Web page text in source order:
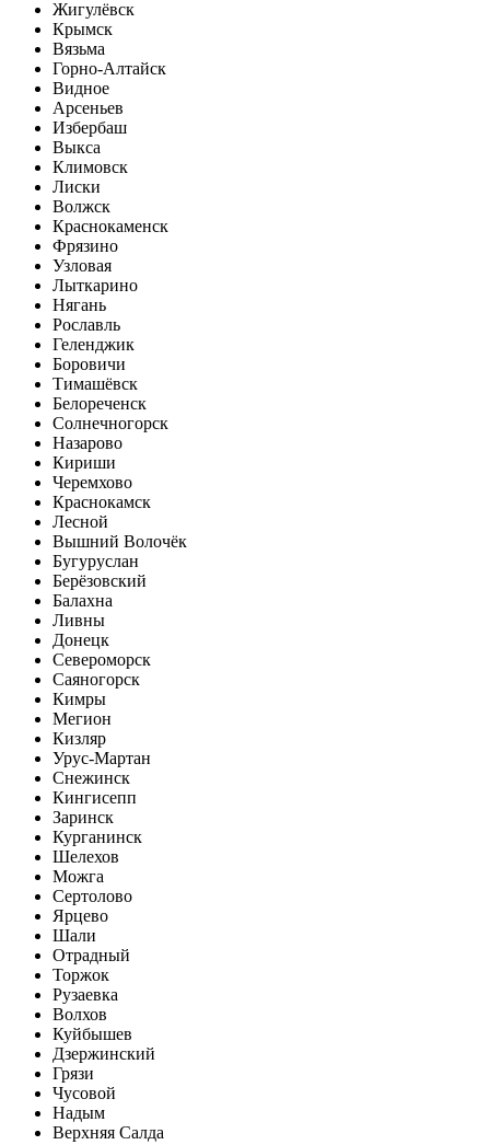
Жигулёвск
Крымск
Вязьма
Горно-Алтайск
Видное
Арсеньев
Избербаш
Выкса
Климовск
Лиски
Волжск
Краснокаменск
Фрязино
Узловая
Лыткарино
Нягань
Рославль
Геленджик
Боровичи
Тимашёвск
Белореченск
Солнечногорск
Назарово
Кириши
Черемхово
Краснокамск
Лесной
Вышний Волочёк
Бугуруслан
Берёзовский
Балахна
Ливны
Донецк
Североморск
Саяногорск
Кимры
Мегион
Кизляр
Урус-Мартан
Снежинск
Кингисепп
Заринск
Курганинск
Шелехов
Можга
Сертолово
Ярцево
Шали
Отрадный
Торжок
Рузаевка
Волхов
Куйбышев
Дзержинский
Грязи
Чусовой
Надым
Верхняя Салда